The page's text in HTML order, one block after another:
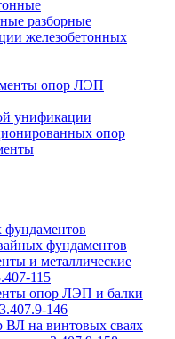
разборные
железобетонных
опор ЛЭП
унификации
опор
фундаментов
фундаментов
и металлические
115
опор ЛЭП и балки
146
на винтовых сваях